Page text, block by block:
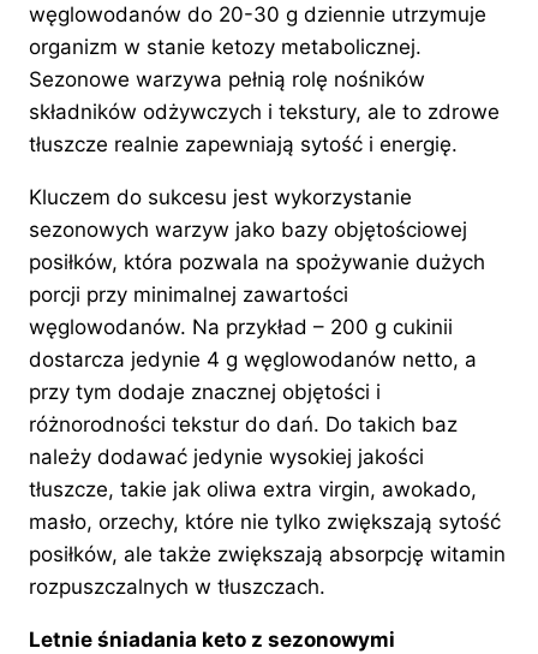
węglowodanów do 20-30 g dziennie utrzymuje
organizm w stanie ketozy metabolicznej.
Sezonowe warzywa pełnią rolę nośników
składników odżywczych i tekstury, ale to zdrowe
tłuszcze realnie zapewniają sytość i energię.
Kluczem do sukcesu jest wykorzystanie
sezonowych warzyw jako bazy objętościowej
posiłków, która pozwala na spożywanie dużych
porcji przy minimalnej zawartości
węglowodanów. Na przykład – 200 g cukinii
dostarcza jedynie 4 g węglowodanów netto, a
przy tym dodaje znacznej objętości i
różnorodności tekstur do dań. Do takich baz
należy dodawać jedynie wysokiej jakości
tłuszcze, takie jak oliwa extra virgin, awokado,
masło, orzechy, które nie tylko zwiększają sytość
posiłków, ale także zwiększają absorpcję witamin
rozpuszczalnych w tłuszczach.
Letnie śniadania keto z sezonowymi